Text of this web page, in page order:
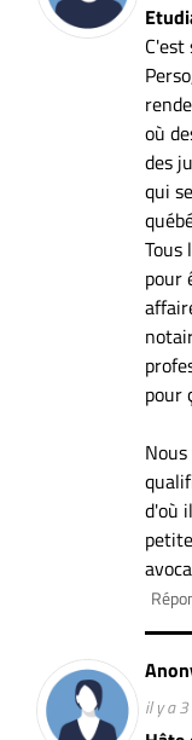
où
des
qui
Tous
pour
pour
d'où
il y a